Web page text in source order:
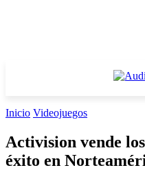
Inicio Videojuegos
Activision vende
éxito en